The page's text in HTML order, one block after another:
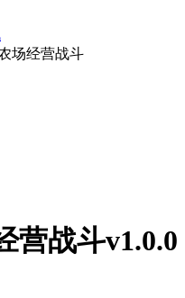
场经营战斗
营战斗v1.0.0